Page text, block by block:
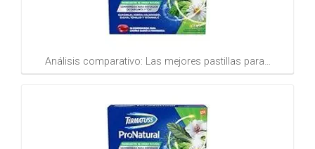
Análisis comparativo: Las mejores pastillas para…